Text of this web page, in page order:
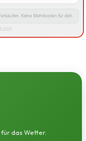
Keine Mehrkosten für dich.
das Wetter.